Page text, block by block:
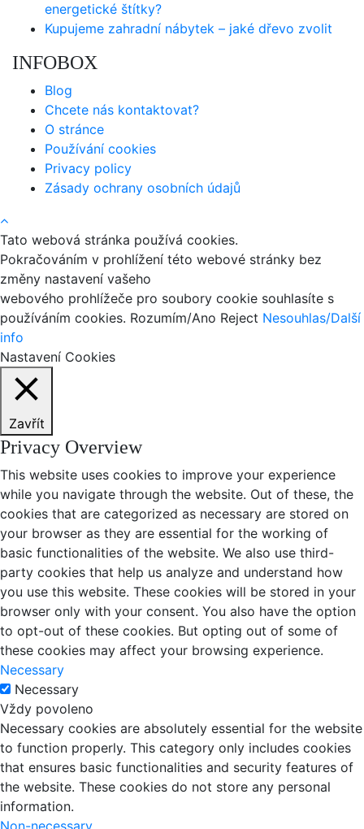
energetické štítky?
Kupujeme zahradní nábytek – jaké dřevo zvolit
INFOBOX
Blog
Chcete nás kontaktovat?
O stránce
Používání cookies
Privacy policy
Zásady ochrany osobních údajů
Tato webová stránka používá cookies.
Pokračováním v prohlížení této webové stránky bez
změny nastavení vašeho
webového prohlížeče pro soubory cookie souhlasíte s
používáním cookies. Rozumím/Ano Reject Nesouhlas/Další
info
Nastavení Cookies
Zavřít
Privacy Overview
This website uses cookies to improve your experience
while you navigate through the website. Out of these, the
cookies that are categorized as necessary are stored on
your browser as they are essential for the working of
basic functionalities of the website. We also use third-
party cookies that help us analyze and understand how
you use this website. These cookies will be stored in your
browser only with your consent. You also have the option
to opt-out of these cookies. But opting out of some of
these cookies may affect your browsing experience.
Necessary
Necessary
Vždy povoleno
Necessary cookies are absolutely essential for the website
to function properly. This category only includes cookies
that ensures basic functionalities and security features of
the website. These cookies do not store any personal
information.